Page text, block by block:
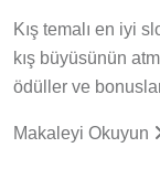
Kış temalı en iyi
kış büyüsünün
ödüller ve
Makaleyi Okuyun